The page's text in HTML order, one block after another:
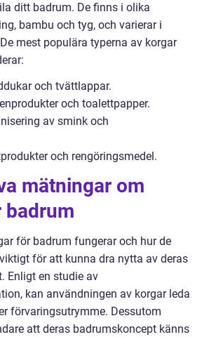
ditt badrum. De finns i olika
bambu och tyg, och varierar i
mest populära typerna av korgar
och tvättlappar.
och toalettpapper.
av smink och
och rengöringsmedel.
mätningar om
badrum
för badrum fungerar och hur de
för att kunna dra nytta av deras
Enligt en studie av
kan användningen av korgar leda
förvaringsutrymme. Dessutom
att deras badrumskoncept känns